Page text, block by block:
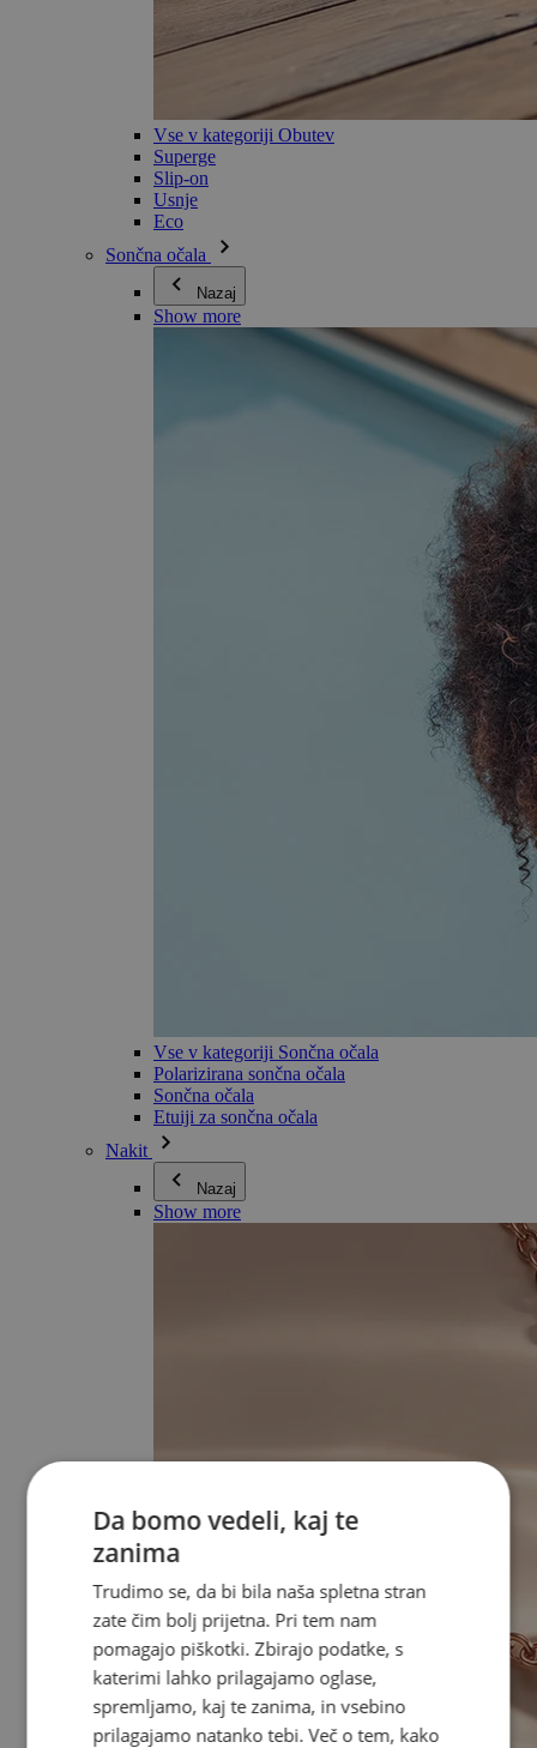
Vse v kategoriji Obutev
Superge
Slip-on
Usnje
Eco
Sončna očala
Nazaj
Show more
Vse v kategoriji Sončna očala
Polarizirana sončna očala
Sončna očala
Etuiji za sončna očala
Nakit
Nazaj
Show more
Da bomo vedeli, kaj te
zanima
Trudimo se, da bi bila naša spletna stran
zate čim bolj prijetna. Pri tem nam
pomagajo piškotki. Zbirajo podatke, s
katerimi lahko prilagajamo oglase,
spremljamo, kaj te zanima, in vsebino
prilagajamo natanko tebi. Več o tem, kako